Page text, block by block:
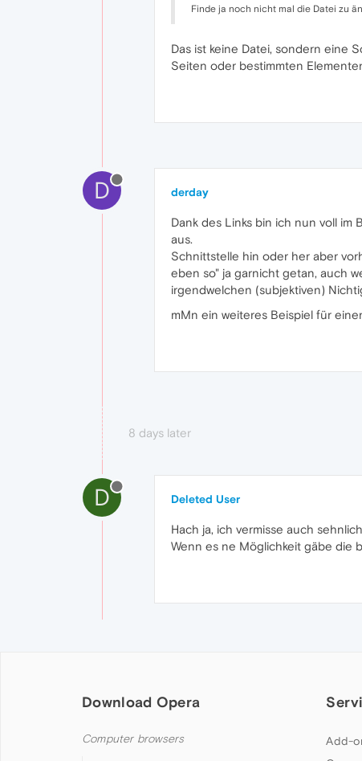
Finde ja noch nicht mal die Datei zu
Das ist keine Datei, sondern eine
Seiten oder bestimmten
D derday
Dank des Links bin ich nun voll im
aus.
Schnittstelle hin oder her aber
eben so" ja garnicht getan, auch
irgendwelchen (subjektiven)
mMn ein weiteres Beispiel für
8 days later
D Deleted User
Hach ja, ich vermisse auch
Wenn es ne Möglichkeit gäbe die
Download Opera
Computer browsers
Add-